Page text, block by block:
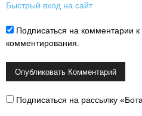
Быстрый вход на сайт
Подписаться на комментарии к
комментирования.
Подписаться на рассылку